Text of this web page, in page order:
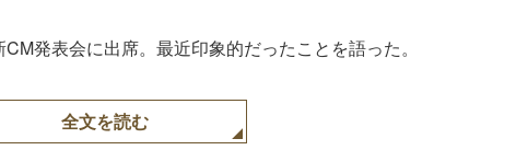
発表会に出席。最近印象的だったことを語った。
全文を読む